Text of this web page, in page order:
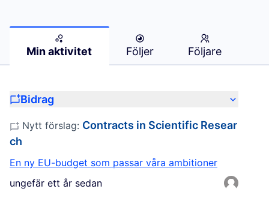
Min aktivitet Följer Följare
Bidrag
ungefär ett år sedan
Nytt förslag: Contracts in Scientific Resear
ch
En ny EU-budget som passar våra ambitioner